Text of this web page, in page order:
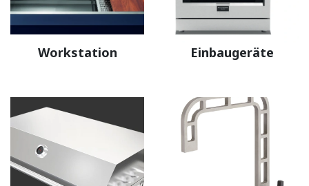
Workstation Einbaugeräte